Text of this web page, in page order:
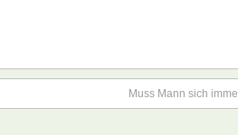
Muss Mann sich